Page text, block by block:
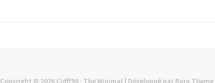
Copyright © 2026 Cidff90 · The Minimal | Développé par Rara Theme